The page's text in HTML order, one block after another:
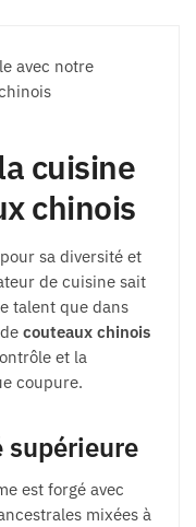
avec notre
cuisine
chinois
sa diversité et
de cuisine sait
talent que dans
couteaux chinois
et la
coupure.
supérieure
est forgé avec
mixées à